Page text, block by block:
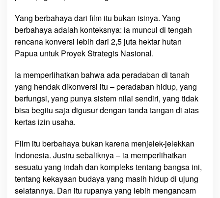
Yang berbahaya dari film itu bukan isinya. Yang
berbahaya adalah konteksnya: ia muncul di tengah
rencana konversi lebih dari 2,5 juta hektar hutan
Papua untuk Proyek Strategis Nasional.
Ia memperlihatkan bahwa ada peradaban di tanah
yang hendak dikonversi itu – peradaban hidup, yang
berfungsi, yang punya sistem nilai sendiri, yang tidak
bisa begitu saja digusur dengan tanda tangan di atas
kertas izin usaha.
Film itu berbahaya bukan karena menjelek-jelekkan
Indonesia. Justru sebaliknya – ia memperlihatkan
sesuatu yang indah dan kompleks tentang bangsa ini,
tentang kekayaan budaya yang masih hidup di ujung
selatannya. Dan itu rupanya yang lebih mengancam